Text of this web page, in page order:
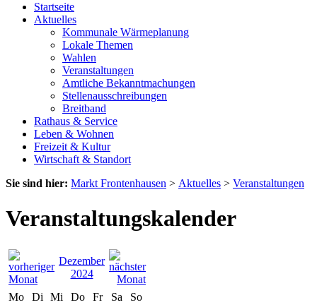
Startseite
Aktuelles
Kommunale Wärmeplanung
Lokale Themen
Wahlen
Veranstaltungen
Amtliche Bekanntmachungen
Stellenausschreibungen
Breitband
Rathaus & Service
Leben & Wohnen
Freizeit & Kultur
Wirtschaft & Standort
Sie sind hier: Markt Frontenhausen > Aktuelles > Veranstaltungen
Veranstaltungskalender
Dezember
2024
Mo
Di Mi Do Fr Sa
So